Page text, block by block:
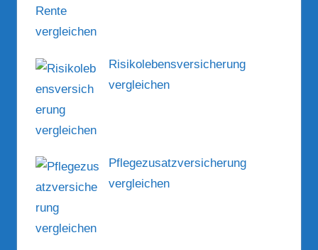
Risikolebensversicherung
vergleichen
Pflegezusatzversicherung
vergleichen